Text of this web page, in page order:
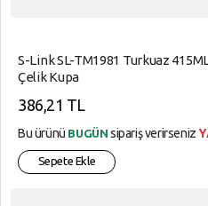
S-Link SL-TM1981 Turkuaz
Çelik Kupa
386,21 TL
Bu ürünü BUGÜN sipariş verirseniz
Sepete Ekle